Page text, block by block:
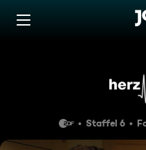
Zum Inhalt springen
Staffel 6